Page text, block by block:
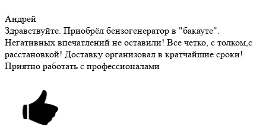
Андрей
Здравствуйте. Приобрёл бензогенератор в "бакауте".
Негативных впечатлений не оставили! Все четко, с толком,с
расстановкой! Доставку организовал в кратчайшие сроки!
Приятно работать с профессионалами